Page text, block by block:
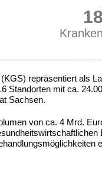
repräsentiert als
Standorten mit ca.
Sachsen.
von ca. 4 Mrd.